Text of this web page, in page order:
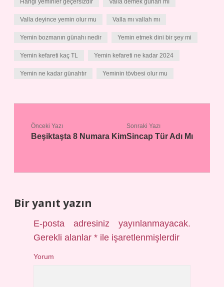
Hangi yeminler geçersizdir Valla demek günah mı
Valla deyince yemin olur mu Valla mı vallah mı
Yemin bozmanın günahı nedir Yemin etmek dini bir şey mi
Yemin kefareti kaç TL Yemin kefareti ne kadar 2024
Yemin ne kadar günahtır Yeminin tövbesi olur mu
Önceki Yazı
Beşiktaşta 8 Numara Kim
Sonraki Yazı
Sincap Tür Adı Mı
Bir yanıt yazın
E-posta adresiniz yayınlanmayacak.
Gerekli alanlar* ile işaretlenmişlerdir
Yorum